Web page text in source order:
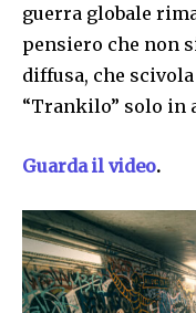
guerra globale
pensiero che non
diffusa, che
“Trankilo” solo in
Guarda il video.